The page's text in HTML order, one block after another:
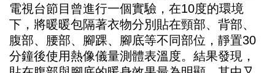
電視台節目曾進行一個實驗，在10度的環境
下，將暖暖包隔著衣物分別貼在頸部、背部、
腹部、腰部、腳踝、腳底等不同部位，靜置30
分鐘後使用熱像儀量測體表溫度。結果發現，